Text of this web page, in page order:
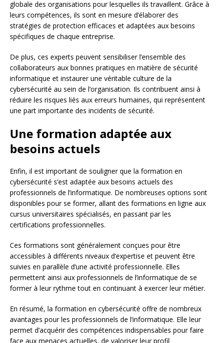
globale des organisations pour lesquelles ils travaillent. Grâce à
leurs compétences, ils sont en mesure d’élaborer des
stratégies de protection efficaces et adaptées aux besoins
spécifiques de chaque entreprise.
De plus, ces experts peuvent sensibiliser l’ensemble des
collaborateurs aux bonnes pratiques en matière de sécurité
informatique et instaurer une véritable culture de la
cybersécurité au sein de l’organisation. Ils contribuent ainsi à
réduire les risques liés aux erreurs humaines, qui représentent
une part importante des incidents de sécurité.
Une formation adaptée aux
besoins actuels
Enfin, il est important de souligner que la formation en
cybersécurité s’est adaptée aux besoins actuels des
professionnels de l’informatique. De nombreuses options sont
disponibles pour se former, allant des formations en ligne aux
cursus universitaires spécialisés, en passant par les
certifications professionnelles.
Ces formations sont généralement conçues pour être
accessibles à différents niveaux d’expertise et peuvent être
suivies en parallèle d’une activité professionnelle. Elles
permettent ainsi aux professionnels de l’informatique de se
former à leur rythme tout en continuant à exercer leur métier.
En résumé, la formation en cybersécurité offre de nombreux
avantages pour les professionnels de l’informatique. Elle leur
permet d’acquérir des compétences indispensables pour faire
face aux menaces actuelles, de valoriser leur profil